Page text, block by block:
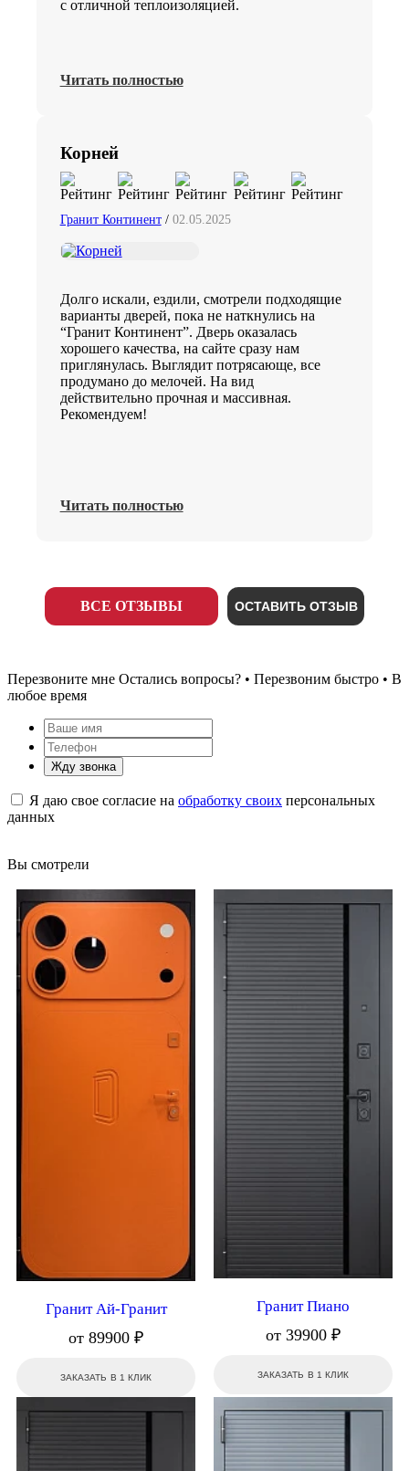
с отличной теплоизоляцией.
Читать полностью
Корней
Гранит Континент/ 02.05.2025
Долго искали, ездили, смотрели подходящие
варианты дверей, пока не наткнулись на
“Гранит Континент”. Дверь оказалась
хорошего качества, на сайте сразу нам
приглянулась. Выглядит потрясающе, все
продумано до мелочей. На вид
действительно прочная и массивная.
Рекомендуем!
Читать полностью
ВСЕ ОТЗЫВЫ ОСТАВИТЬ ОТЗЫВ
Перезвоните мне Остались вопросы? • Перезвоним быстро • В
любое время
Жду звонка
Я даю свое согласие на обработку своих персональных
данных
Вы смотрели
Гранит Ай-Гранит
от 89900 ₽
ЗАКАЗАТЬ В 1 КЛИК
Гранит Пиано
от 39900 ₽
ЗАКАЗАТЬ В 1 КЛИК